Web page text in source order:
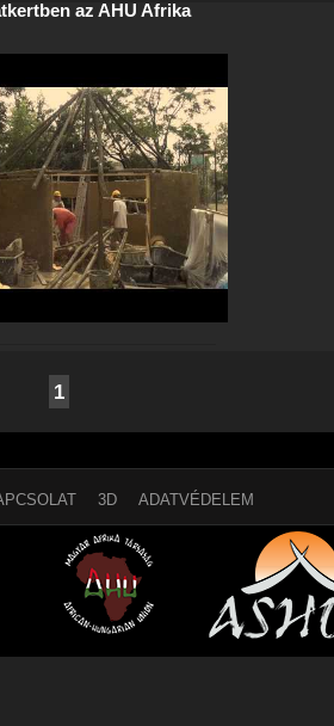
az AHU Afrika
1
3D ADATVÉDELEM